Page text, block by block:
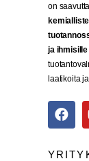
on
ja
laatikoita